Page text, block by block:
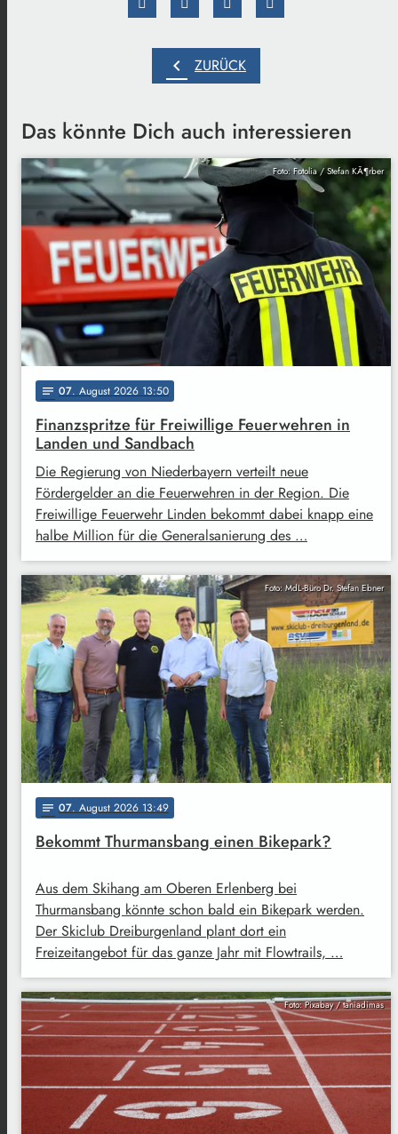
chevron_left ZURÜCK
Das könnte Dich auch interessieren
Foto: Fotolia / Stefan KÃ¶rber
notes 07. August 2026 13:50
Finanzspritze für Freiwillige Feuerwehren in
Landen und Sandbach
Die Regierung von Niederbayern verteilt neue
Fördergelder an die Feuerwehren in der Region. Die
Freiwillige Feuerwehr Linden bekommt dabei knapp eine
halbe Million für die Generalsanierung des …
Foto: MdL-Büro Dr. Stefan Ebner
notes 07. August 2026 13:49
Bekommt Thurmansbang einen Bikepark?
Aus dem Skihang am Oberen Erlenberg bei
Thurmansbang könnte schon bald ein Bikepark werden.
Der Skiclub Dreiburgenland plant dort ein
Freizeitangebot für das ganze Jahr mit Flowtrails, …
Foto: Pixabay / taniadimas